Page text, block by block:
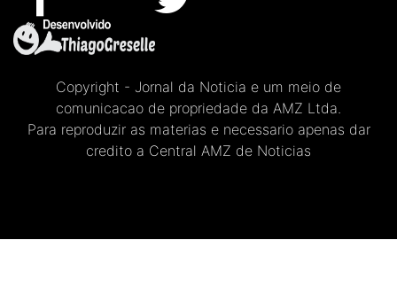
Copyright - Jornal da Noticia e um meio de
comunicacao de propriedade da AMZ Ltda.
Para reproduzir as materias e necessario apenas dar
credito a Central AMZ de Noticias